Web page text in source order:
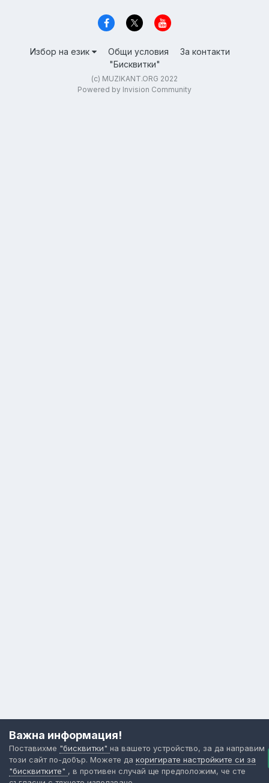
Избор на език Общи условия
За контакти
"Бисквитки"
(c) MUZIKANT.ORG 2022
Powered by Invision Community
Важна информация!
Поставихме "бисквитки" на вашето устройство, за да направим
този сайт по-добър. Можете да коригирате настройките си за
"бисквитките" , в противен случай ще предположим, че сте